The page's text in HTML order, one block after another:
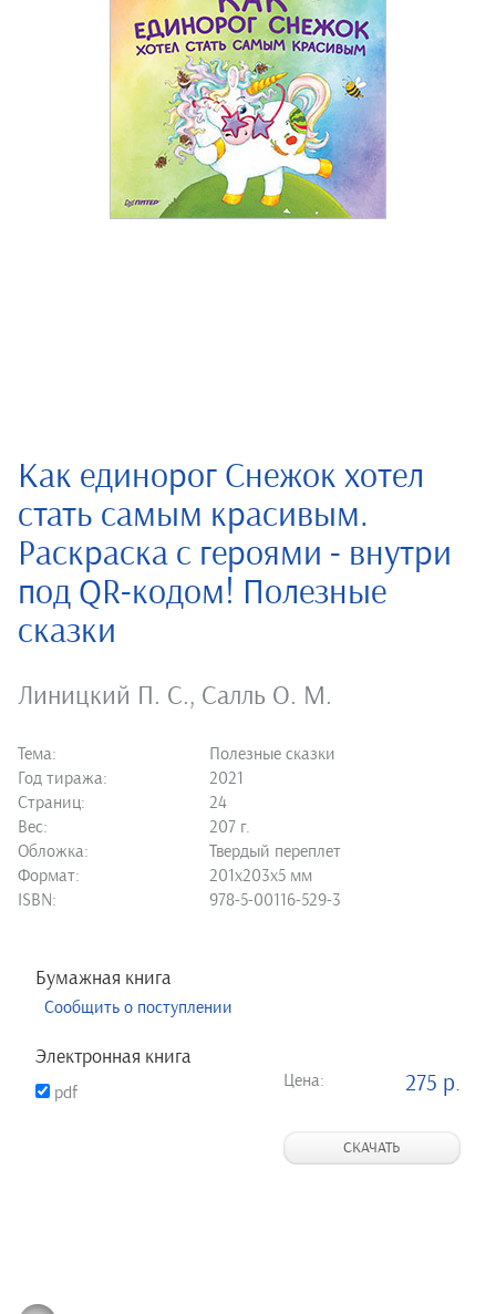
Как единорог Снежок хотел
стать самым красивым.
Раскраска с героями - внутри
под QR-кодом! Полезные
сказки
Линицкий П. С., Салль О. М.
Тема:
Полезные сказки
Год тиража:
2021
Страниц:
24
Вес:
207 г.
Обложка:
Твердый переплет
Формат:
201х203х5 мм
ISBN:
978-5-00116-529-3
Бумажная книга
Сообщить о поступлении
Электронная книга
pdf
Цена: 275 р.
СКАЧАТЬ